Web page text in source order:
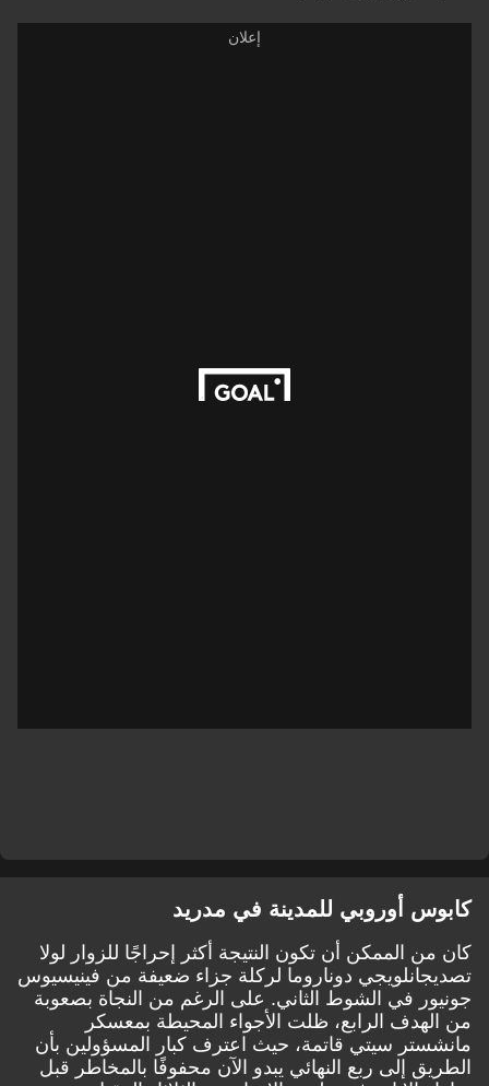
كابوس أوروبي للمدينة في مدريد
كان من الممكن أن تكون النتيجة أكثر إحراجًا للزوار لولا
تصديجانلويجي دوناروما لركلة جزاء ضعيفة من فينيسيوس
جونيور في الشوط الثاني. على الرغم من النجاة بصعوبة
من الهدف الرابع، ظلت الأجواء المحيطة بمعسكر
مانشستر سيتي قاتمة، حيث اعترف كبار المسؤولين بأن
الطريق إلى ربع النهائي يبدو الآن محفوفًا بالمخاطر قبل